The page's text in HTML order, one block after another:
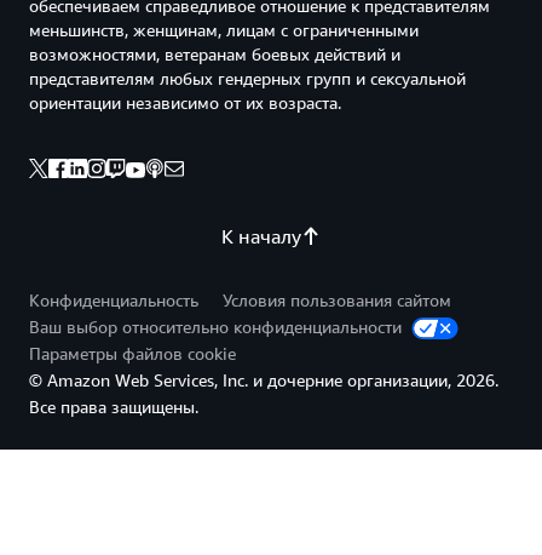
К началу
обеспечиваем справедливое отношение к представителям
меньшинств, женщинам, лицам с ограниченными
возможностями, ветеранам боевых действий и
представителям любых гендерных групп и сексуальной
ориентации независимо от их возраста.
Конфиденциальность
Условия пользования сайтом
Ваш выбор относительно конфиденциальности
Параметры файлов cookie
© Amazon Web Services, Inc. и дочерние организации, 2026.
Все права защищены.